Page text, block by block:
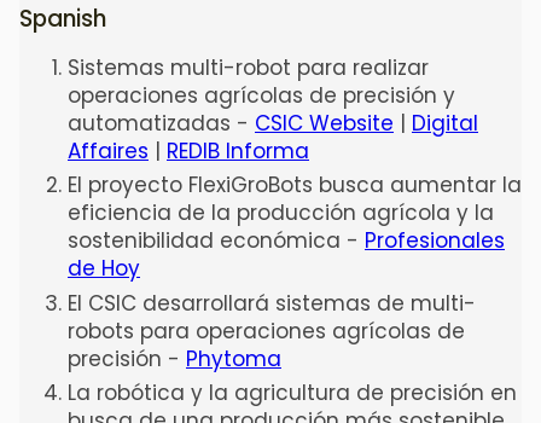
Spanish
Sistemas multi-robot para realizar
operaciones agrícolas de precisión y
automatizadas - CSIC Website | Digital
Affaires | REDIB Informa
El proyecto FlexiGroBots busca aumentar la
eficiencia de la producción agrícola y la
sostenibilidad económica - Profesionales
de Hoy
El CSIC desarrollará sistemas de multi-
robots para operaciones agrícolas de
precisión - Phytoma
La robótica y la agricultura de precisión en